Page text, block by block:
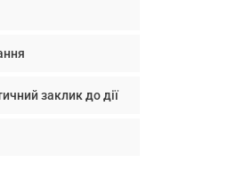
заклик до дії